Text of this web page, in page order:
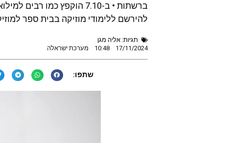
ברשתות • ב-7.10 הוקפץ
להירשם ללימודי מוזיקה בבית ספר
תגיות: אליה מגן
17/11/2024
10:48 מערכת ישראלה
שתפו: